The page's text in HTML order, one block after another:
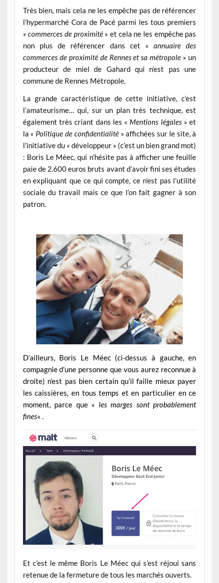
Très bien, mais cela ne les empêche pas de référencer
l’hypermarché Cora de Pacé parmi les tous premiers
«commerces de proximité» et cela ne les empêche pas
non plus de référencer dans cet «annuaire des
commerces de proximité de Rennes et sa métropole » un
producteur de miel de Gahard qui n’est pas une
commune de Rennes Métropole.
La grande caractéristique de cette initiative, c’est
l’amateurisme… qui, sur un plan très technique, est
également très criant dans les « Mentions légales» et
la « Politique de confidentialité» affichées sur le site, à
l’initiative du « développeur » (c’est un bien grand mot)
: Boris Le Méec, qui n’hésite pas à afficher une feuille
paie de 2.600 euros bruts avant d’avoir fini ses études
en expliquant que ce qui compte, ce n’est pas l’utilité
sociale du travail mais ce que l’on fait gagner à son
patron.
D’ailleurs, Boris Le Méec (ci-dessus à gauche, en
compagnie d’une personne que vous aurez reconnue à
droite) n’est pas bien certain qu’il faille mieux payer
les caissières, en tous temps et en particulier en ce
moment, parce que « les marges sont probablement
fines« .
Et c’est le même Boris Le Méec qui s’est réjoui sans
retenue de la fermeture de tous les marchés ouverts.